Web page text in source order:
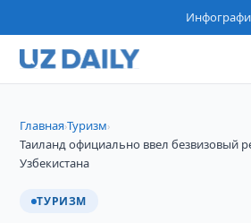
Главная›Туризм›
Таиланд официально ввел безвизовый
Узбекистана
ТУРИЗМ